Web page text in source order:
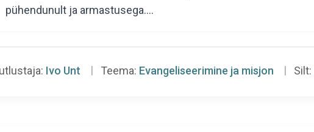
pühendunult ja armastusega.…
Ivo Unt Teema: Evangeliseerimine ja misjon Silt: